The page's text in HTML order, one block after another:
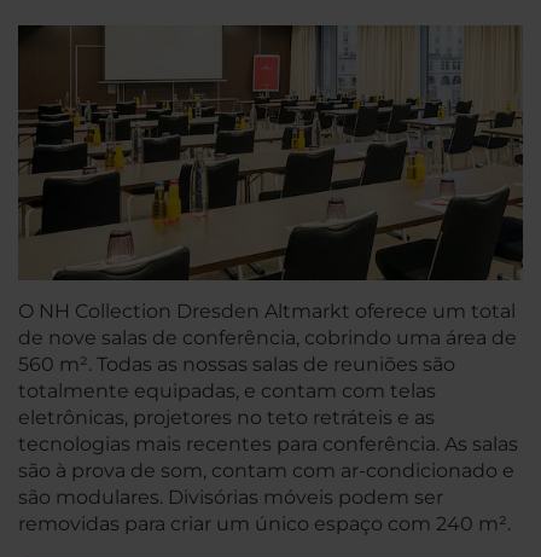
O NH Collection Dresden Altmarkt oferece um total
de nove salas de conferência, cobrindo uma área de
560 m². Todas as nossas salas de reuniões são
totalmente equipadas, e contam com telas
eletrônicas, projetores no teto retráteis e as
tecnologias mais recentes para conferência. As salas
são à prova de som, contam com ar-condicionado e
são modulares. Divisórias móveis podem ser
removidas para criar um único espaço com 240 m².